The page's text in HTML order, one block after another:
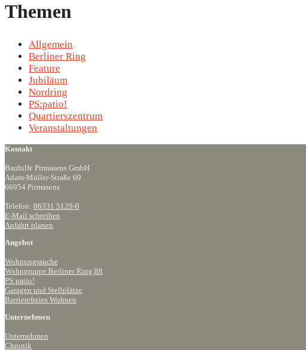
Themen
Allgemein
Berliner Ring
Feature
Jubiläum
Nordring
PS:patio!
Quartierszentrum
Veranstaltungen
Kontakt
Bauhilfe Pirmasens GmbH
Adam-Müller-Straße 69
66954 Pirmasens
Telefon: 06331 5129-0
E-Mail schreiben
Anfahrt planen
Angebot
Wohnungssuche
Wohngruppe Berliner Ring 88
PS:patio!
Garagen und Stellplätze
Barrierefreies Wohnen
Unternehmen
Unternehmen
Chronik